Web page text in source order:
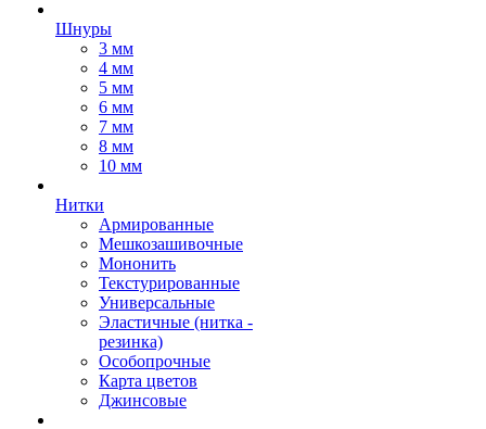
Шнуры
3 мм
4 мм
5 мм
6 мм
7 мм
8 мм
10 мм
Нитки
Армированные
Мешкозашивочные
Мононить
Текстурированные
Универсальные
Эластичные (нитка -
резинка)
Особопрочные
Карта цветов
Джинсовые